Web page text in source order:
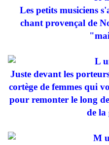
Les petits musiciens
chant provençal de
Juste devant les
cortège de femmes qui
pour remonter le long
de la